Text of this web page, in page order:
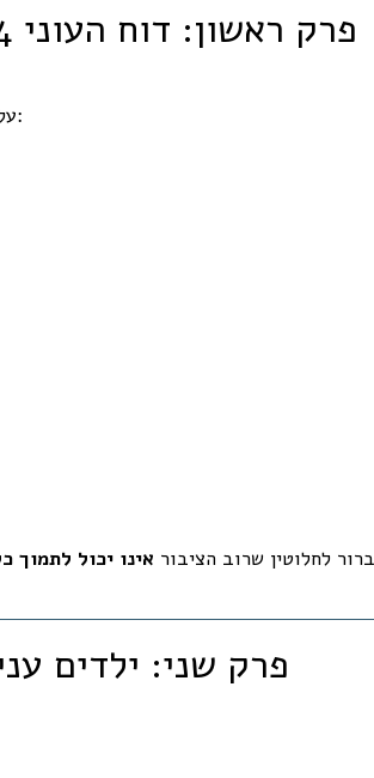
(29.01.2026):
ברור לחלוטין שרוב הציבור אינו יכול לתמוך
פרק שני: ילדים